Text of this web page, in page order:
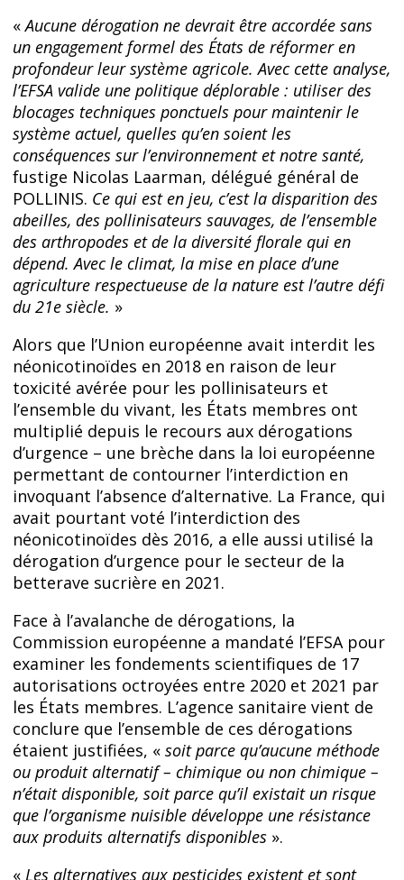
«Aucune dérogation ne devrait être accordée sans
un engagement formel des États de réformer en
profondeur leur système agricole. Avec cette analyse,
l’EFSA valide une politique déplorable : utiliser des
blocages techniques ponctuels pour maintenir le
système actuel, quelles qu’en soient les
conséquences sur l’environnement et notre santé,
fustige Nicolas Laarman, délégué général de
POLLINIS. Ce qui est en jeu, c’est la disparition des
abeilles, des pollinisateurs sauvages, de l’ensemble
des arthropodes et de la diversité florale qui en
dépend. Avec le climat, la mise en place d’une
agriculture respectueuse de la nature est l’autre défi
du 21e siècle. »
Alors que l’Union européenne avait interdit les
néonicotinoïdes en 2018 en raison de leur
toxicité avérée pour les pollinisateurs et
l’ensemble du vivant, les États membres ont
multiplié depuis le recours aux dérogations
d’urgence – une brèche dans la loi européenne
permettant de contourner l’interdiction en
invoquant l’absence d’alternative. La France, qui
avait pourtant voté l’interdiction des
néonicotinoïdes dès 2016, a elle aussi utilisé la
dérogation d’urgence pour le secteur de la
betterave sucrière en 2021.
Face à l’avalanche de dérogations, la
Commission européenne a mandaté l’EFSA pour
examiner les fondements scientifiques de 17
autorisations octroyées entre 2020 et 2021 par
les États membres. L’agence sanitaire vient de
conclure que l’ensemble de ces dérogations
étaient justifiées, « soit parce qu’aucune méthode
ou produit alternatif – chimique ou non chimique –
n’était disponible, soit parce qu’il existait un risque
que l’organisme nuisible développe une résistance
aux produits alternatifs disponibles ».
« Les alternatives aux pesticides existent et sont